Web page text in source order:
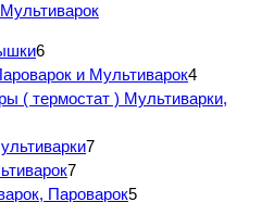
6
и Мультиварок4
( термостат ) Мультиварки,
7
7
Пароварок5